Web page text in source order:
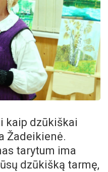
kaip dzūkiškai
Žadeikienė.
tarytum ima
dzūkišką tarmę,